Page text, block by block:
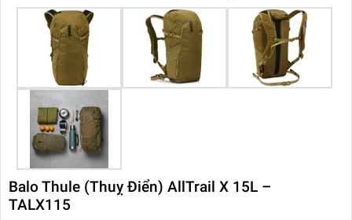
Balo Thule (Thuỵ Điển) AllTrail X 15L –
TALX115